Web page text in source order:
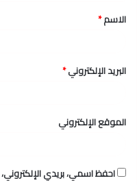
*
الاسم*
البريد الإلكتروني*
الموقع الإلكتروني
احفظ اسمي، بريدي